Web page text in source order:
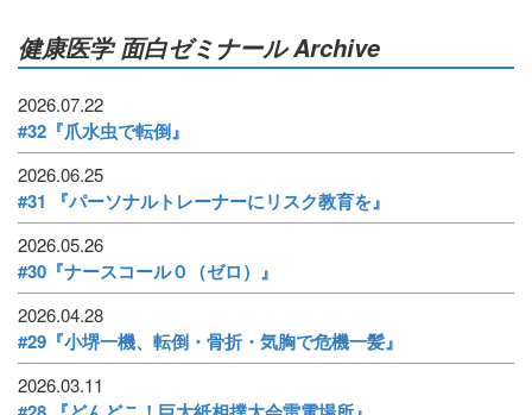
健康医学 面白ゼミナール Archive
2026.07.22
#32『爪水虫で転倒』
2026.06.25
#31 『パーソナルトレーナーにリスク教育を』
2026.05.26
#30『ナースコール０（ゼロ）』
2026.04.28
#29『小堺一機、転倒・骨折・気胸で危機一髪』
2026.03.11